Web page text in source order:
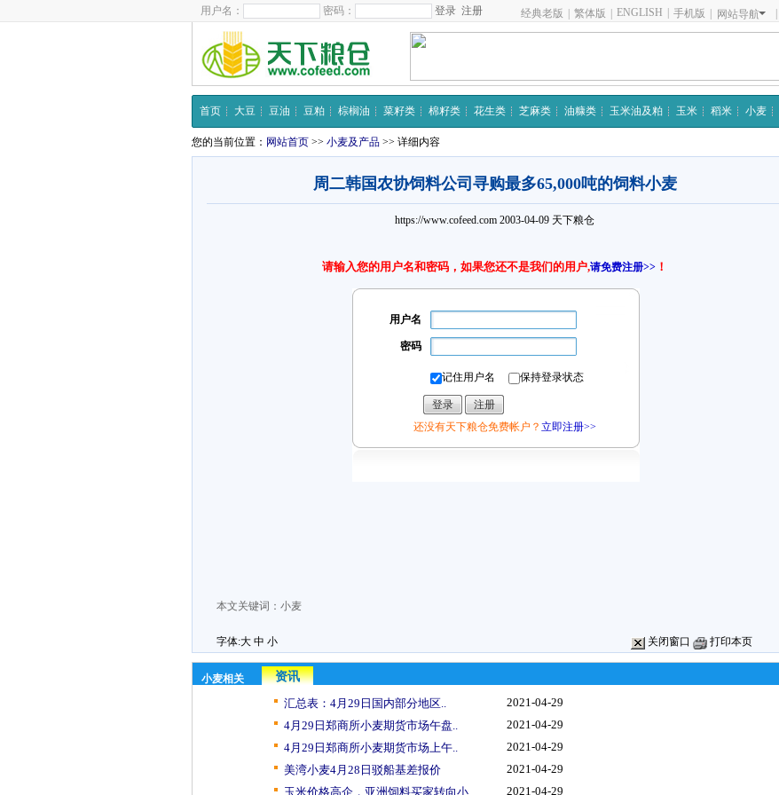
用户名： 密码： 注册 经典老版 繁体版 ENGLISH 手机版 网站导航
首页 大豆 豆油 豆粕 棕榈油 菜籽类 棉籽类 花生类 芝麻类 油糠类 玉米油及粕 玉米 稻米 小麦
您的当前位置： 网站首页 >> 小麦及产品 >> 详细内容
周二韩国农协饲料公司寻购最多65,000吨的饲料小麦
https://www.cofeed.com 2003-04-09 天下粮仓
请输入您的用户名和密码，如果您还不是我们的用户,请免费注册>> ！
用户名
密码
记住用户名 保持登录状态
还没有天下粮仓免费帐户？ 立即注册>>
本文关键词： 小麦
字体:大 中 小 关闭窗口 打印本页
小麦相关
资讯
汇总表：4月29日国内部分地区..
2021-04-29
4月29日郑商所小麦期货市场午盘..
2021-04-29
4月29日郑商所小麦期货市场上午..
2021-04-29
美湾小麦4月28日驳船基差报价
2021-04-29
玉米价格高企，亚洲饲料买家转向小..
2021-04-29